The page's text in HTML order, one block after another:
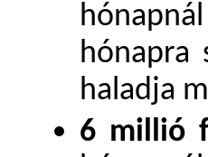
hónapra
haladja
6 millió